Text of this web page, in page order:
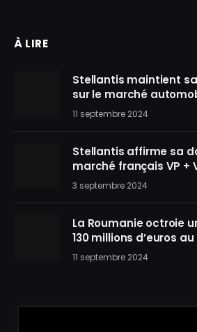
À LIRE
Stellantis maintient
sur le marché
11 septembre 2024
Stellantis affirme sa
marché français VP +
3 septembre 2024
La Roumanie octroie
130 millions d’euros
11 septembre 2024